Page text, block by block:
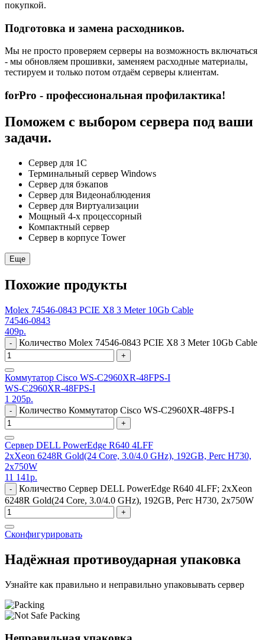
покупкой.
Подготовка и замена расходников.
Мы не просто проверяем серверы на возможность включаться
- мы обновляем прошивки, заменяем расходные материалы,
тестируем и только потом отдаём серверы клиентам.
forPro - профессиональная профилактика!
Поможем с выбором сервера под ваши
задачи.
Сервер для 1С
Терминальный сервер Windows
Сервер для бэкапов
Сервер для Видеонаблюдения
Сервер для Виртуализации
Мощный 4-х процессорный
Компактный сервер
Сервер в корпусе Tower
Еще
Похожие продукты
Molex 74546-0843 PCIE X8 3 Meter 10Gb Cable
74546-0843
409р.
- Количество Molex 74546-0843 PCIE X8 3 Meter 10Gb Cable
+
Коммутатор Cisco WS-C2960XR-48FPS-I
WS-C2960XR-48FPS-I
1 205р.
- Количество Коммутатор Cisco WS-C2960XR-48FPS-I
+
Сервер DELL PowerEdge R640 4LFF
2xXeon 6248R Gold(24 Core, 3.0/4.0 GHz), 192GB, Perc H730,
2x750W
11 141р.
-
Количество Сервер DELL PowerEdge R640 4LFF; 2xXeon
6248R Gold(24 Core, 3.0/4.0 GHz), 192GB, Perc H730, 2x750W
+
Сконфигурировать
Надёжная противоударная упаковка
Узнайте как правильно и неправильно упаковывать сервер